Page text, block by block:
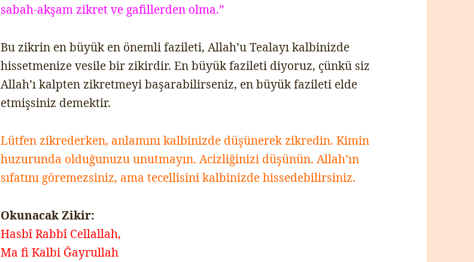
sabah-akşam zikret ve gafillerden olma.”
Bu zikrin en büyük en önemli fazileti, Allah’u Tealayı kalbinizde
hissetmenize vesile bir zikirdir. En büyük fazileti diyoruz, çünkü siz
Allah’ı kalpten zikretmeyi başarabilirseniz, en büyük fazileti elde
etmişsiniz demektir.
Lütfen zikrederken, anlamını kalbinizde düşünerek zikredin. Kimin
huzurunda olduğunuzu unutmayın. Acizliğinizi düşünün. Allah’ın
sıfatını göremezsiniz, ama tecellisini kalbinizde hissedebilirsiniz.
Okunacak Zikir:
Hasbî Rabbî Cellallah,
Ma fi Kalbi Ğayrullah